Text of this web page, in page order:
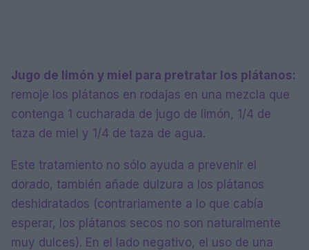
Jugo de limón y miel para pretratar los plátanos:
remoje los plátanos en rodajas en una mezcla que
contenga 1 cucharada de jugo de limón, 1/4 de
taza de miel y 1/4 de taza de agua.
Este tratamiento no sólo ayuda a prevenir el
dorado, también añade dulzura a los plátanos
deshidratados (contrariamente a lo que cabía
esperar, los plátanos secos no son naturalmente
muy dulces). En el lado negativo, el uso de una